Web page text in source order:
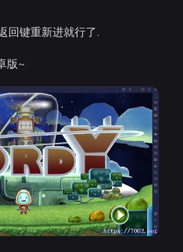
回键重新进就行了.
版~